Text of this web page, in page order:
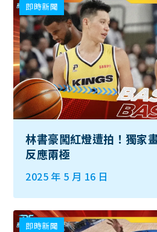
即時新聞
林書豪闖紅燈遭拍！獨家
反應兩極
2025 年 5 月 16 日
即時新聞